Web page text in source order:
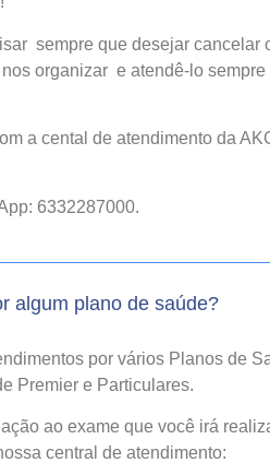
sempre que desejar cancelar
organizar e atendê-lo sempre
a cental de atendimento da
6332287000.
algum plano de saúde?
por vários Planos de
Premier e Particulares.
ao exame que você irá
central de atendimento: